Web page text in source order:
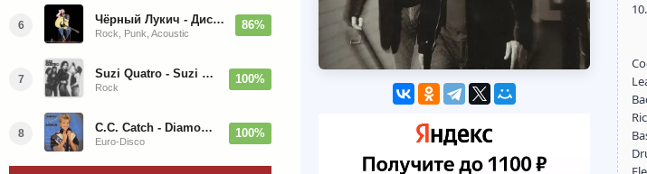
6 Чёрный Лукич - Дискография (1987-2014)
Rock, Punk, Acoustic
86%
7 Suzi Quatro - Suzi Quatro (Bonus Tracks, Remaster) 1973/2022
Rock
100%
8 C.C. Catch - Diamonds. Her Greatest Hits 1988
Euro-Disco
100%